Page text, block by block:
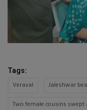
Tags:
Veraval
Jaleshwar
Two female cousins